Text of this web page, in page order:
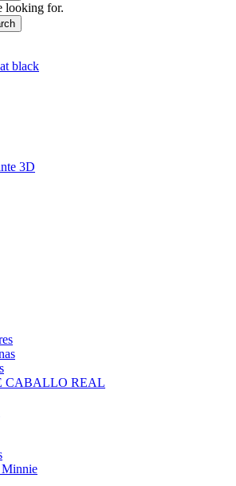
looking for.
black
3D
CABALLO REAL